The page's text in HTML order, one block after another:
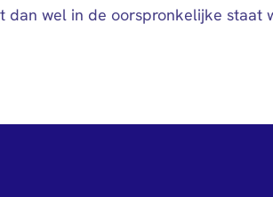
dan wel in de oorspronkelijke staat